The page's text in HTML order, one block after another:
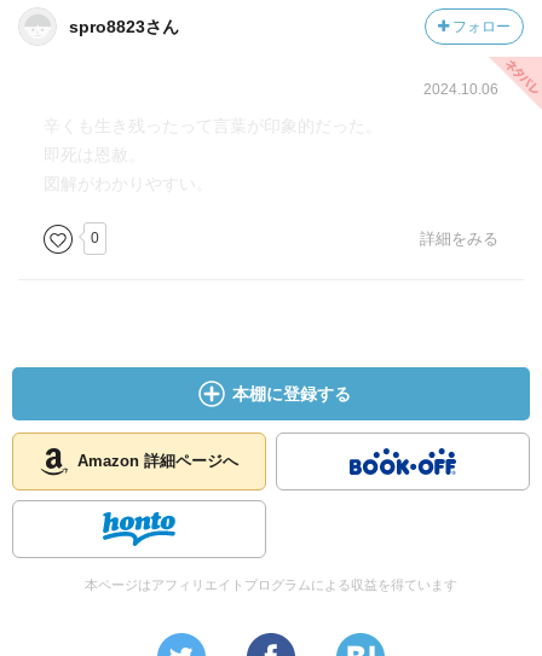
spro8823さん フォロー
2024.10.06
辛くも生き残ったって言葉が印象的だった。
即死は恩赦。
図解がわかりやすい。
0 詳細をみる
本棚に登録する
Amazon 詳細ページへ
本ページはアフィリエイトプログラムによる収益を得ています